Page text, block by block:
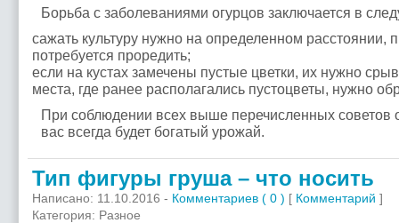
Борьба с заболеваниями огурцов заключается в
сажать культуру нужно на определенном расстоянии,
потребуется проредить;
если на кустах замечены пустые цветки, их нужно
места, где ранее располагались пустоцветы, нужно
При соблюдении всех выше перечисленных советов
вас всегда будет богатый урожай.
Тип фигуры груша – что носить
Написано: 11.10.2016 - Комментариев ( 0 ) [ Комментарий ]
Категория: Разное